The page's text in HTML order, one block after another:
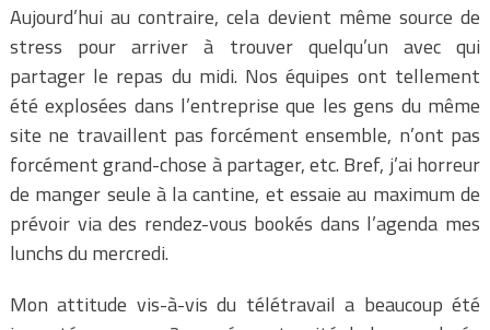
Aujourd’hui au contraire, cela devient même source de
stress pour arriver à trouver quelqu’un avec qui
partager le repas du midi. Nos équipes ont tellement
été explosées dans l’entreprise que les gens du même
site ne travaillent pas forcément ensemble, n’ont pas
forcément grand-chose à partager, etc. Bref, j’ai horreur
de manger seule à la cantine, et essaie au maximum de
prévoir via des rendez-vous bookés dans l’agenda mes
lunchs du mercredi.
Mon attitude vis-à-vis du télétravail a beaucoup été